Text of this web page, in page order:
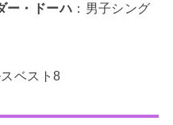
ー・ドーハ ：男子シング
ベスト8